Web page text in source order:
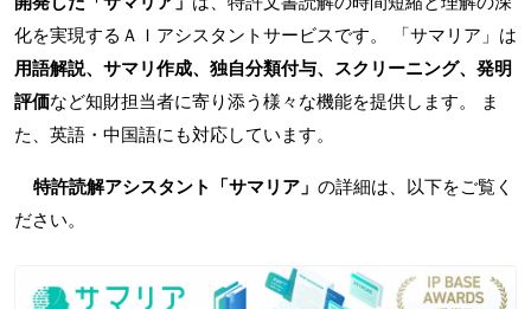
化を実現するＡＩアシスタントサービスです。 「サマリア」は
用語解説、サマリ作成、独自分類付与、スクリーニング、発明
評価など知財担当者に寄り添う様々な機能を提供します。 ま
た、英語・中国語にも対応しています。
特許読解アシスタント「サマリア」 の詳細は、以下をご覧く
ださい。